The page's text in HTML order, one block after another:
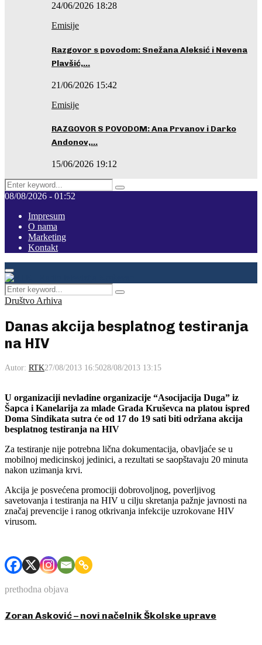
24/06/2026 18:28
Emisije
Razgovor s povodom: Snežana Aleksić i Nevena
Plavšić,…
21/06/2026 15:42
Emisije
RAZGOVOR S POVODOM: Ana Prvanov i Darko
Andonov,…
15/06/2026 19:12
Search
for:
Pretraga
08/08/2026 - 01:52
Impresum
O nama
Marketing
Kontakt
Facebook
Instagram
Youtube
Primary
Menu
Search
for:
Pretraga
Društvo Arhiva
Danas akcija besplatnog testiranja
na HIV
Autor: RTK27/08/2013 16:5028/08/2013 13:15
U organizaciji nevladine organizacije “Asocijacija Duga” iz
Šapca i Kanelarija za mlade Grada Kruševca na platou ispred
Doma Sindikata sutra će od 17 do 19 sati biti održana akcija
besplatnog testiranja na HIV
Za testiranje nije potrebna lična dokumentacija, obavljaće se u
mobilnoj medicinskoj jedinici, a rezultati se saopštavaju 20 minuta
nakon uzimanja krvi.
Akcija je posvećena promociji dobrovoljnog, poverljivog
savetovanja i testiranja na HIV u cilju skretanja pažnje javnosti na
značaj prevencije i ranog otkrivanja infekcije uzrokovane HIV
virusom.
prethodna objava
Zoran Asković – novi načelnik Školske uprave